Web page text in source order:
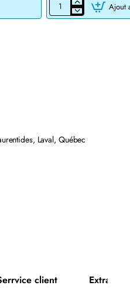
CARTOUCHE
DE
Ajout
Laval, Québec
client Extra